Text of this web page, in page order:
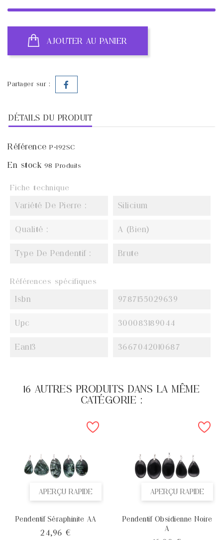
AJOUTER AU PANIER
Partager sur :
DÉTAILS DU PRODUIT
Référence P-192SC
En stock 98 Produits
Fiche technique
Variété De Pierre : Silicium
Qualité : A (Bien)
Type De Pendentif : Brute
Références spécifiques
Isbn 9787155029639
Upc 300083189044
Ean13 3667042010687
16 AUTRES PRODUITS DANS LA MÊME
CATÉGORIE :
APERÇU RAPIDE
Pendentif Séraphinite AA
24,96 €
APERÇU RAPIDE
Pendentif Obsidienne Noire
A